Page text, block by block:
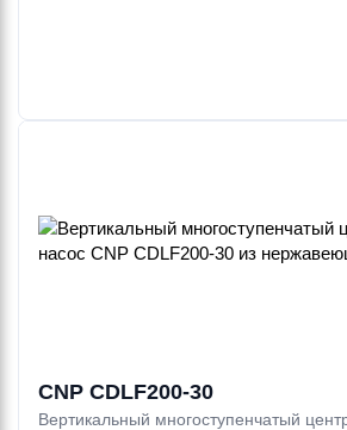
CNP CDLF200-30
Вертикальный многоступенчатый